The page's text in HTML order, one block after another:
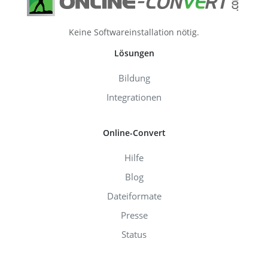
Keine Softwareinstallation nötig.
Lösungen
Bildung
Integrationen
Online-Convert
Hilfe
Blog
Dateiformate
Presse
Status